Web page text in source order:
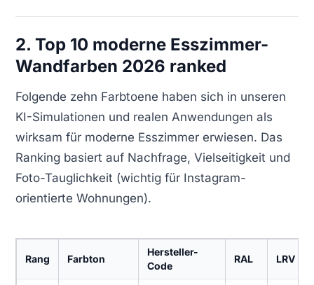
2. Top 10 moderne Esszimmer-
Wandfarben 2026 ranked
Folgende zehn Farbtoene haben sich in unseren
KI-Simulationen und realen Anwendungen als
wirksam für moderne Esszimmer erwiesen. Das
Ranking basiert auf Nachfrage, Vielseitigkeit und
Foto-Tauglichkeit (wichtig für Instagram-
orientierte Wohnungen).
Rang Farbton
Hersteller-
Code
RAL LRV